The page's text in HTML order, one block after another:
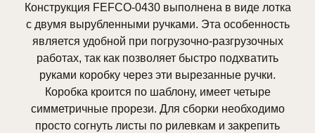
Конструкция FEFCO-0430 выполнена в виде лотка
с двумя вырубленными ручками. Эта особенность
является удобной при погрузочно-разгрузочных
работах, так как позволяет быстро подхватить
руками коробку через эти вырезанные ручки.
Коробка кроится по шаблону, имеет четыре
симметричные прорези. Для сборки необходимо
просто согнуть листы по рилевкам и закрепить